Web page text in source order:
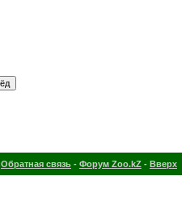
Обратная связь - Форум Zoo.kZ - Вверх